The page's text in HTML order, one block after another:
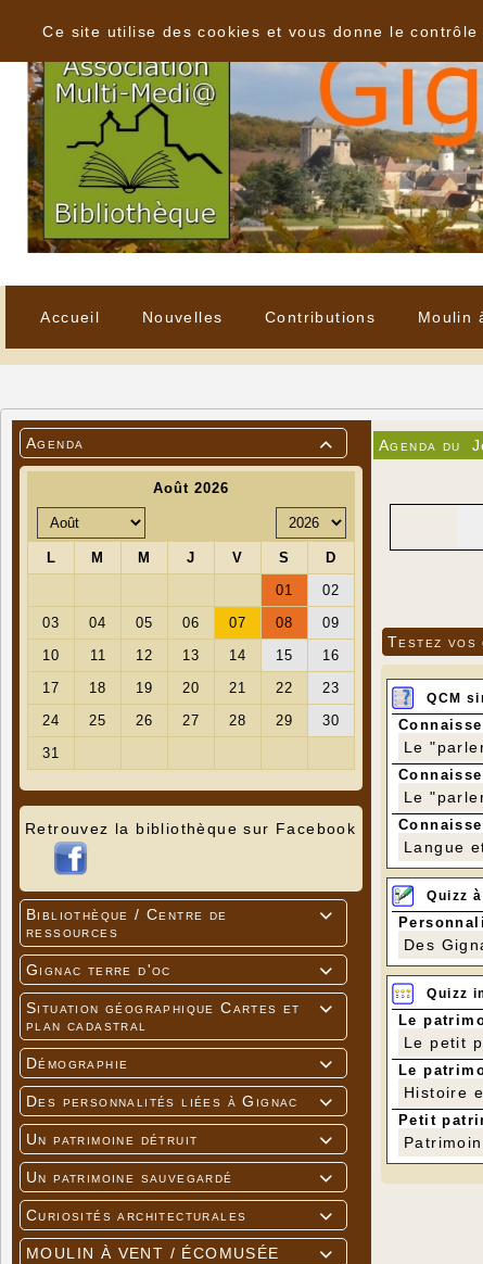
Accueil Nouvelles Contributions Moulin

Agenda
Retrouvez la bibliothèque sur Facebook

Bibliothèque / Centre de
ressources

Gignac terre d'oc

Situation géographique Cartes et
plan cadastral

Démographie

Des personnalités liées à Gignac

Un patrimoine détruit

Un patrimoine sauvegardé

Curiosités architecturales

MOULIN À VENT / ÉCOMUSÉE
Agenda du
Testez vos
QCM
Le
Le
Langue
Quizz
Des
Quizz
Le
Le petit
Le
Histoire
Petit
Ce site utilise des cookies et vous donne le